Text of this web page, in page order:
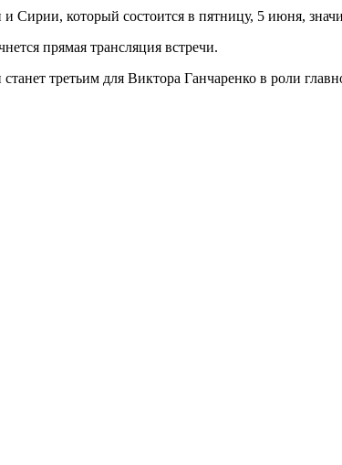
который состоится в пятницу, 5 июня,
прямая трансляция встречи.
третьим для Виктора Ганчаренко в роли